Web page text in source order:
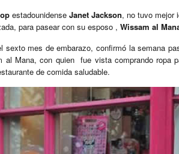
estadounidense Janet Jackson, no tuvo mejor
para pasear con su esposo , Wissam al
sexto mes de embarazo, confirmó la semana
al Mana, con quien fue vista comprando ropa
de comida saludable.